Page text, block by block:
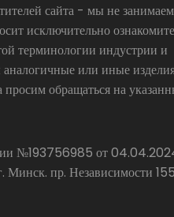
сайта - мы не
исключительно
терминологии индустрии и
или иные
обращаться на
№193756985 от
Минск. пр. Независимости